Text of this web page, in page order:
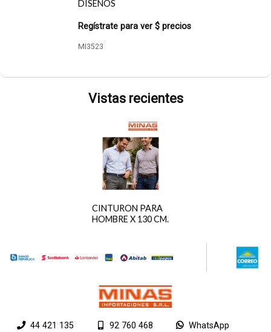
DISEÑOS
Regístrate para ver $ precios
MI3523
Vistas recientes
CINTURON PARA
HOMBRE X 130 CM.
44 421 135 92 760 468 WhatsApp